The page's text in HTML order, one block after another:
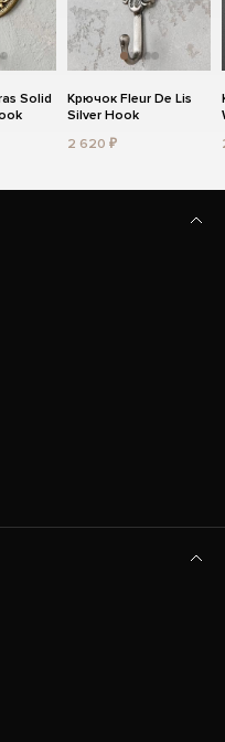
Solid
Крючок Fleur De Lis
Silver Hook
2 620 ₽